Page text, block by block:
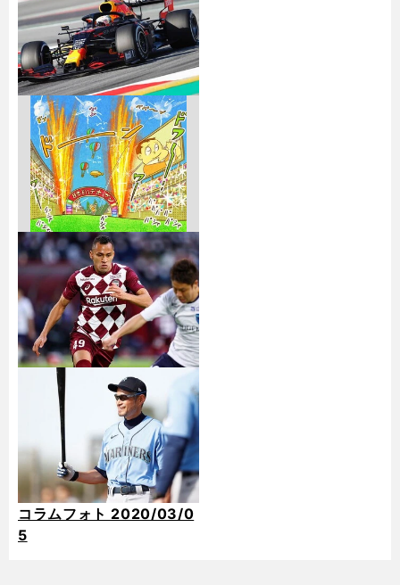
コラムフォト 2020/03/0
5